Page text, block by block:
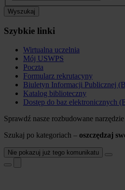
Wyszukaj
Szybkie linki
Wirtualna uczelnia
Mój USWPS
Poczta
Formularz rekrutacyny
Biuletyn Informacji Publicznej
Katalog biblioteczny
Dostęp do baz elektronicznych
Sprawdź nasze rozbudowane
Szukaj po kategoriach – oszczędzaj
Nie pokazuj już tego komunikatu